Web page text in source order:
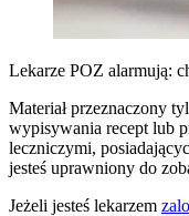
Lekarze POZ alarmują:
Materiał przeznaczony
wypisywania recept lub
leczniczymi,
jesteś uprawniony do
Jeżeli jesteś lekarzem